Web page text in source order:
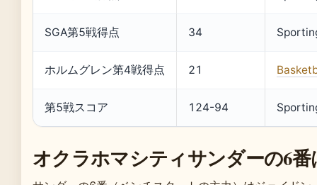
SGA第5戦得点 34
ホルムグレン第4戦得点 21
第5戦スコア 124-94
オクラホマシティサンダーの6